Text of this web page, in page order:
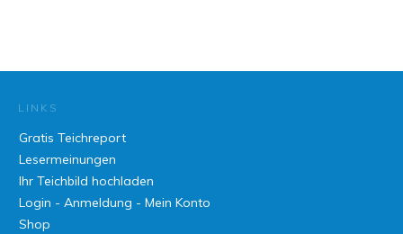
LINKS
Gratis Teichreport
Lesermeinungen
Ihr Teichbild hochladen
Login - Anmeldung - Mein Konto
Shop